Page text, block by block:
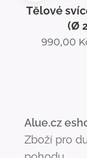
Tělové
(Ø
990,00
Alue.cz
Zboží pro